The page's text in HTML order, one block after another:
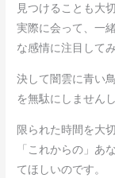
見つけることも大切
実際に会って、一
な感情に注目して
決して闇雲に青い
を無駄にしません
限られた時間を大
「これからの」あ
てほしいのです。